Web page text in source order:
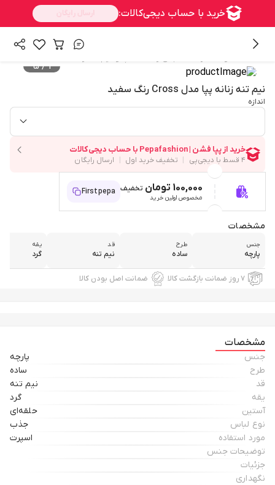
1
/
5
نیم تنه زنانه پپا مدل Cross رنگ سفید
اندازه
100,000 تومان تخفیف
مخصوص اولین خرید
Firstpepa
مشخصات
جنس
پارچه
طرح
ساده
قد
نیم تنه
یقه
گرد
۷ روز ضمانت بازگشت کالا ضمانت اصل بودن کالا
مشخصات
جنس
پارچه
طرح
ساده
قد
نیم تنه
یقه
گرد
آستین
حلقه‌ای
نوع لباس
جذب
مورد استفاده
اسپرت
توضیحات جنس
جزئیات
نگهداری